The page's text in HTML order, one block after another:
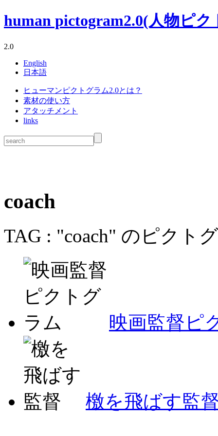
human pictogram2.0(人物ピ
2.0
English
日本語
ヒューマンピクトグラム2.0とは？
素材の使い方
アタッチメント
links
coach
TAG : "coach" のピクト
映画監督ピ
檄を飛ばす監